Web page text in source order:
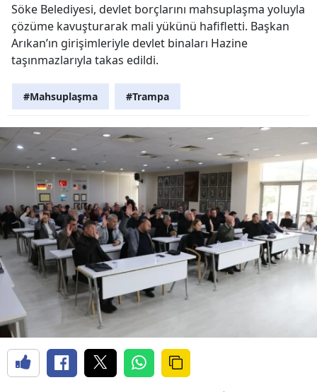
Söke Belediyesi, devlet borçlarını mahsuplaşma yoluyla
çözüme kavuşturarak mali yükünü hafifletti. Başkan
Arıkan’ın girişimleriyle devlet binaları Hazine
taşınmazlarıyla takas edildi.
#Mahsuplaşma #Trampa